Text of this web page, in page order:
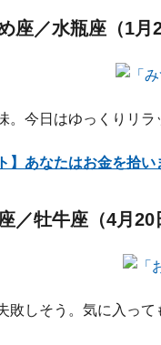
座／水瓶座（1月
。今日はゆっくりリラ
】あなたはお金を拾
／牡牛座（4月20
敗しそう。気に入って